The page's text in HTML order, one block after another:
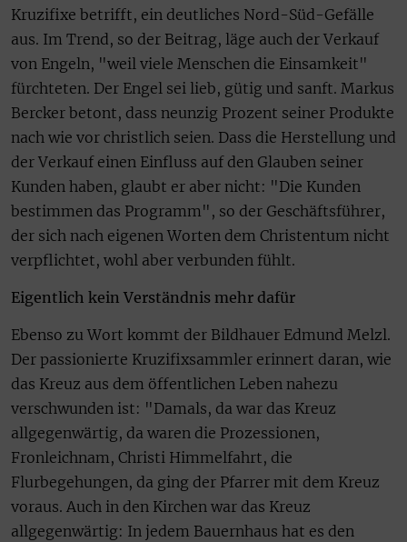
Kruzifixe betrifft, ein deutliches Nord-Süd-Gefälle
aus. Im Trend, so der Beitrag, läge auch der Verkauf
von Engeln, "weil viele Menschen die Einsamkeit"
fürchteten. Der Engel sei lieb, gütig und sanft. Markus
Bercker betont, dass neunzig Prozent seiner Produkte
nach wie vor christlich seien. Dass die Herstellung und
der Verkauf einen Einfluss auf den Glauben seiner
Kunden haben, glaubt er aber nicht: "Die Kunden
bestimmen das Programm", so der Geschäftsführer,
der sich nach eigenen Worten dem Christentum nicht
verpflichtet, wohl aber verbunden fühlt.
Eigentlich kein Verständnis mehr dafür
Ebenso zu Wort kommt der Bildhauer Edmund Melzl.
Der passionierte Kruzifixsammler erinnert daran, wie
das Kreuz aus dem öffentlichen Leben nahezu
verschwunden ist: "Damals, da war das Kreuz
allgegenwärtig, da waren die Prozessionen,
Fronleichnam, Christi Himmelfahrt, die
Flurbegehungen, da ging der Pfarrer mit dem Kreuz
voraus. Auch in den Kirchen war das Kreuz
allgegenwärtig: In jedem Bauernhaus hat es den